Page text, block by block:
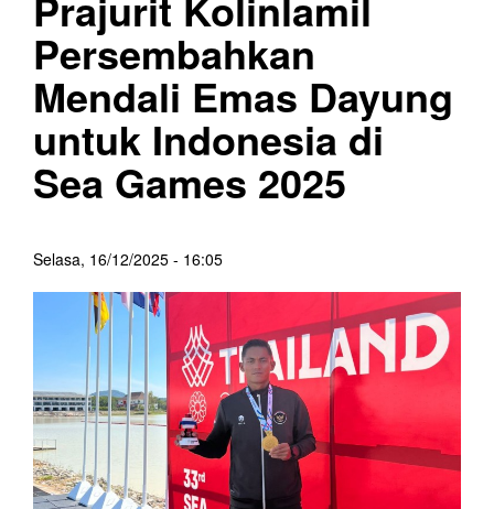
Persembahkan
Mendali Emas Dayung
untuk Indonesia di
Sea Games 2025
Selasa, 16/12/2025 - 16:05